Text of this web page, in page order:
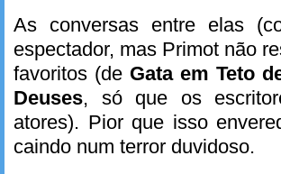
As conversas entre elas
espectador, mas Primot não
favoritos (de Gata em Teto
Deuses, só que os
atores). Pior que isso
caindo num terror duvidoso.